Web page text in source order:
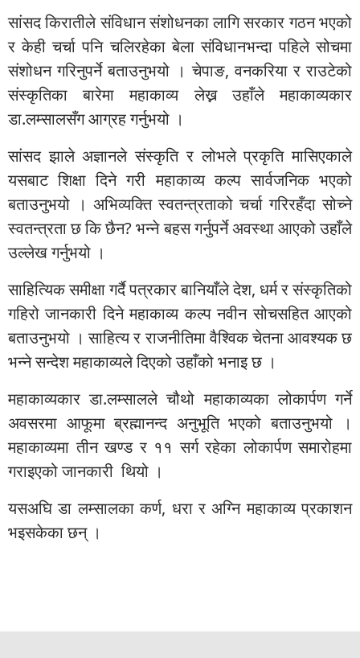
सांसद किरातीले संविधान संशोधनका लागि सरकार गठन भएको
र केही चर्चा पनि चलिरहेका बेला संविधानभन्दा पहिले सोचमा
संशोधन गरिनुपर्ने बताउनुभयो । चेपाङ, वनकरिया र राउटेको
संस्कृतिका बारेमा महाकाव्य लेख्न उहाँले महाकाव्यकार
डा.लम्सालसँग आग्रह गर्नुभयो ।
सांसद झाले अज्ञानले संस्कृति र लोभले प्रकृति मासिएकाले
यसबाट शिक्षा दिने गरी महाकाव्य कल्प सार्वजनिक भएको
बताउनुभयो । अभिव्यक्ति स्वतन्त्रताको चर्चा गरिरहँदा सोच्ने
स्वतन्त्रता छ कि छैन? भन्ने बहस गर्नुपर्ने अवस्था आएको उहाँले
उल्लेख गर्नुभयो ।
साहित्यिक समीक्षा गर्दै पत्रकार बानियाँले देश, धर्म र संस्कृतिको
गहिरो जानकारी दिने महाकाव्य कल्प नवीन सोचसहित आएको
बताउनुभयो । साहित्य र राजनीतिमा वैश्विक चेतना आवश्यक छ
भन्ने सन्देश महाकाव्यले दिएको उहाँको भनाइ छ ।
महाकाव्यकार डा.लम्सालले चौथो महाकाव्यका लोकार्पण गर्ने
अवसरमा आफूमा ब्रह्मानन्द अनुभूति भएको बताउनुभयो ।
महाकाव्यमा तीन खण्ड र ११ सर्ग रहेका लोकार्पण समारोहमा
गराइएको जानकारी थियो ।
यसअघि डा लम्सालका कर्ण, धरा र अग्नि महाकाव्य प्रकाशन
भइसकेका छन् ।